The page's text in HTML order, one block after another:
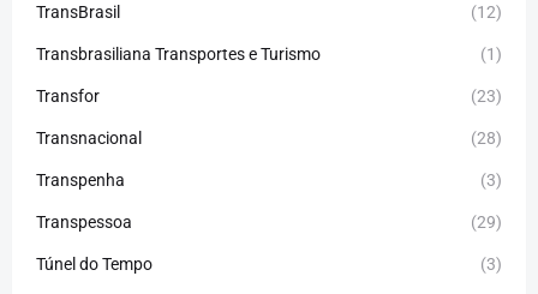
TransBrasil (12)
Transbrasiliana Transportes e Turismo (1)
Transfor (23)
Transnacional (28)
Transpenha (3)
Transpessoa (29)
Túnel do Tempo (3)